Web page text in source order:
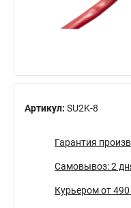
Артикул: SU2K-8
Гарантия
Самовывоз: 2
Курьером от 490